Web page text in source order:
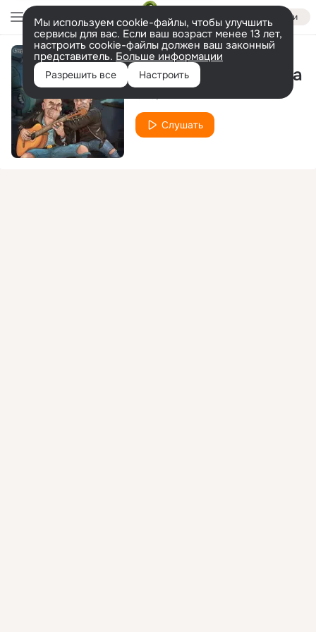
Войти
Мы используем cookie-файлы, чтобы улучшить
сервисы для вас. Если ваш возраст менее 13 лет,
настроить cookie-файлы должен ваш законный
представитель. Больше информации
Разрешить все Настроить
Подземная система
Слушать